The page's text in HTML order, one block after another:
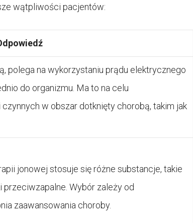
wątpliwości pacjentów:
polega na wykorzystaniu prądu elektrycznego
do organizmu. Ma to na celu
w obszar dotknięty chorobą, takim jak
jonowej stosuje się różne substancje, takie
Wybór zależy od
zaawansowania choroby.